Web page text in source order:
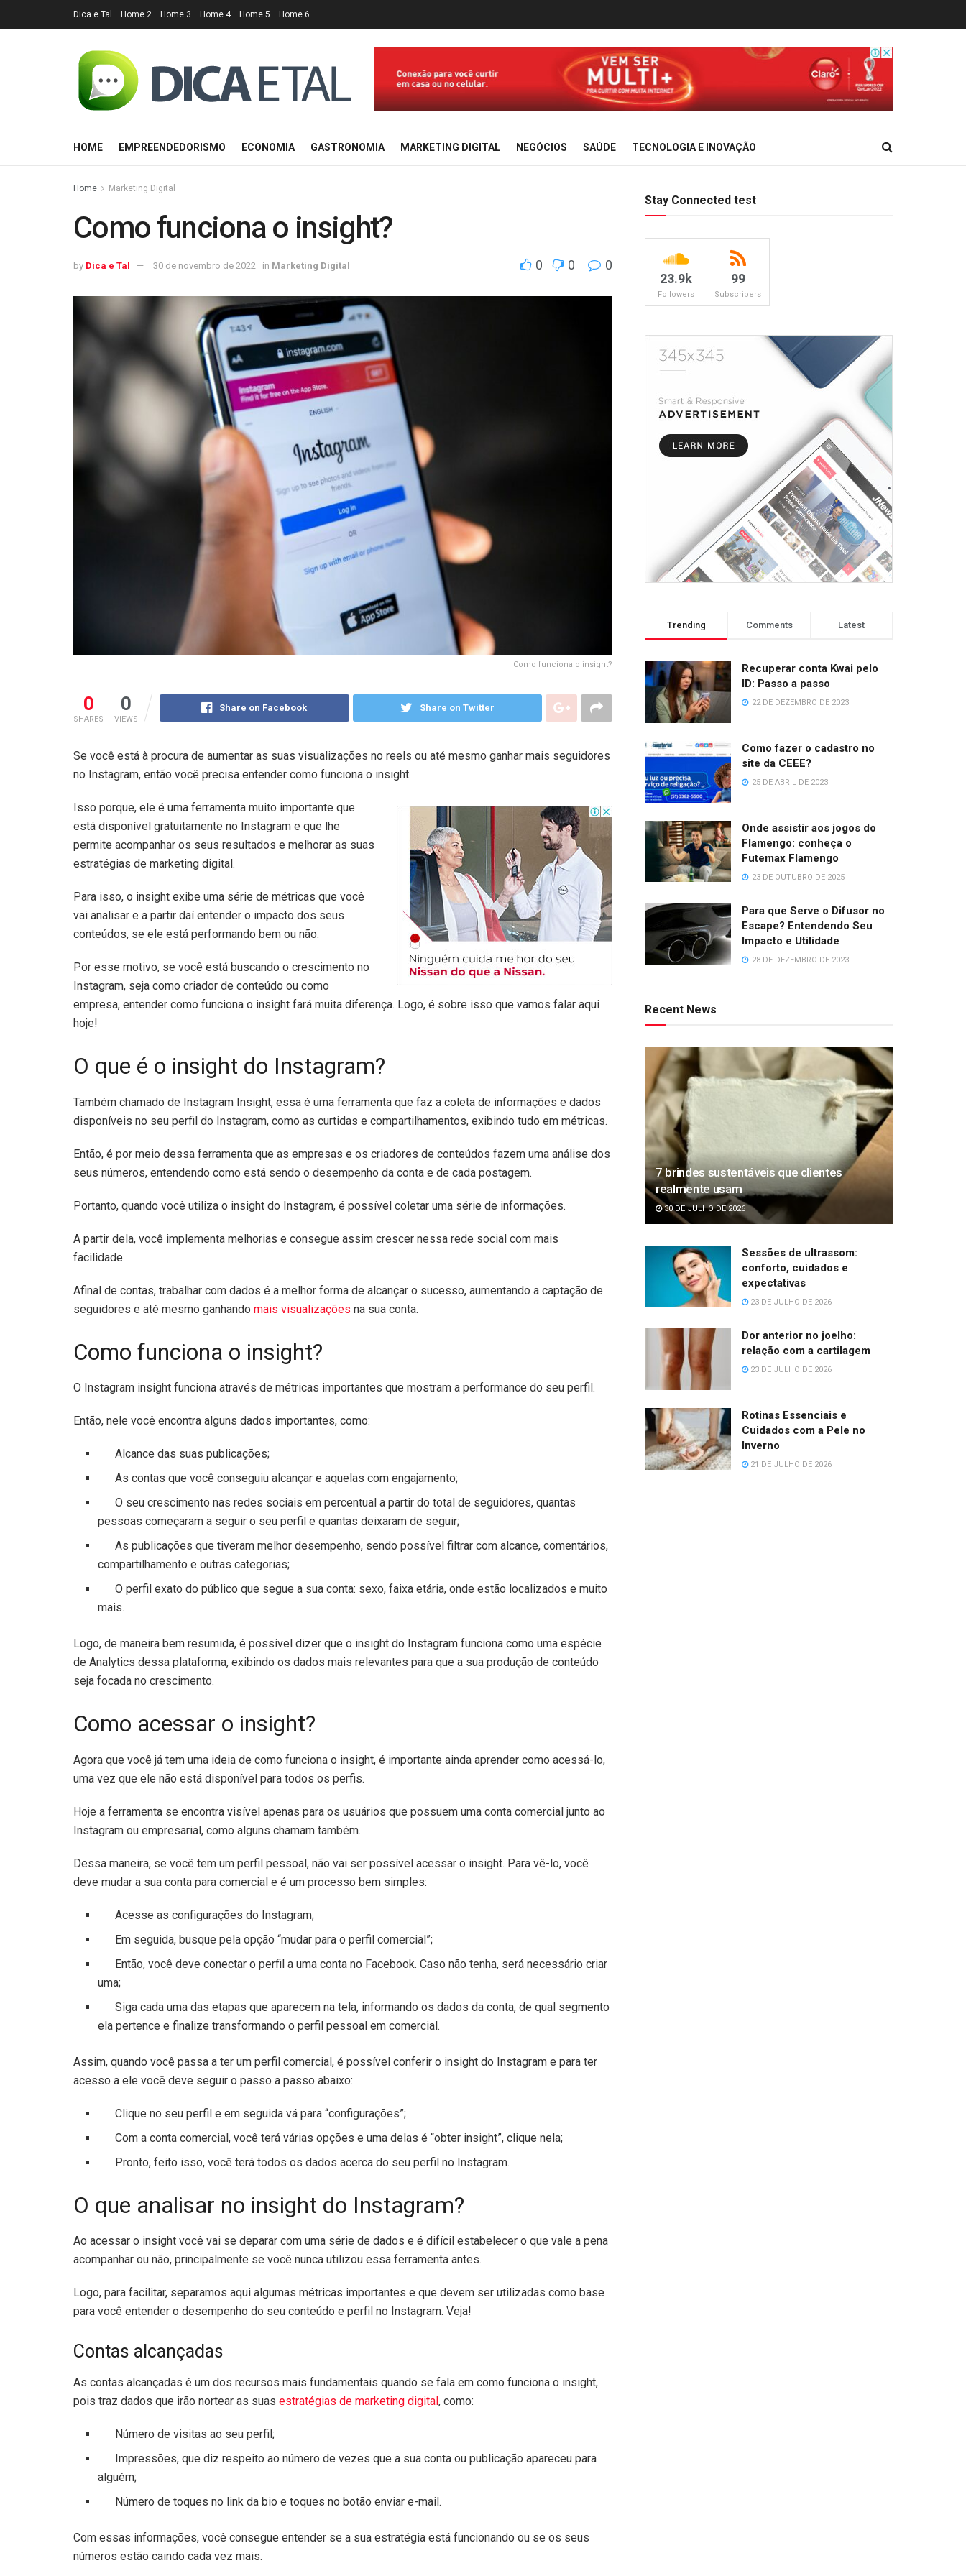
Dica e Tal Home 2 Home 3 Home 4 Home 5 Home 6
HOME EMPREENDEDORISMO ECONOMIA GASTRONOMIA MARKETING DIGITAL NEGÓCIOS SAÚDE TECNOLOGIA E INOVAÇÃO
Home Marketing Digital
Como funciona o insight?
by Dica e Tal 30 de novembro de 2022 in Marketing Digital 0 0 0
Como funciona o insight?
0
SHARES
0
VIEWS
Share on Facebook Share on Twitter
Se você está à procura de aumentar as suas visualizações no reels ou até mesmo ganhar mais seguidores
no Instagram, então você precisa entender como funciona o insight.
Isso porque, ele é uma ferramenta muito importante que
está disponível gratuitamente no Instagram e que lhe
permite acompanhar os seus resultados e melhorar as suas
estratégias de marketing digital.
Para isso, o insight exibe uma série de métricas que você
vai analisar e a partir daí entender o impacto dos seus
conteúdos, se ele está performando bem ou não.
Por esse motivo, se você está buscando o crescimento no
Instagram, seja como criador de conteúdo ou como
empresa, entender como funciona o insight fará muita diferença. Logo, é sobre isso que vamos falar aqui
hoje!
O que é o insight do Instagram?
Também chamado de Instagram Insight, essa é uma ferramenta que faz a coleta de informações e dados
disponíveis no seu perfil do Instagram, como as curtidas e compartilhamentos, exibindo tudo em métricas.
Então, é por meio dessa ferramenta que as empresas e os criadores de conteúdos fazem uma análise dos
seus números, entendendo como está sendo o desempenho da conta e de cada postagem.
Portanto, quando você utiliza o insight do Instagram, é possível coletar uma série de informações.
A partir dela, você implementa melhorias e consegue assim crescer nessa rede social com mais
facilidade.
Afinal de contas, trabalhar com dados é a melhor forma de alcançar o sucesso, aumentando a captação de
seguidores e até mesmo ganhando mais visualizações na sua conta.
Como funciona o insight?
O Instagram insight funciona através de métricas importantes que mostram a performance do seu perfil.
Então, nele você encontra alguns dados importantes, como:
Alcance das suas publicações;
As contas que você conseguiu alcançar e aquelas com engajamento;
O seu crescimento nas redes sociais em percentual a partir do total de seguidores, quantas
pessoas começaram a seguir o seu perfil e quantas deixaram de seguir;
As publicações que tiveram melhor desempenho, sendo possível filtrar com alcance, comentários,
compartilhamento e outras categorias;
O perfil exato do público que segue a sua conta: sexo, faixa etária, onde estão localizados e muito
mais.
Logo, de maneira bem resumida, é possível dizer que o insight do Instagram funciona como uma espécie
de Analytics dessa plataforma, exibindo os dados mais relevantes para que a sua produção de conteúdo
seja focada no crescimento.
Como acessar o insight?
Agora que você já tem uma ideia de como funciona o insight, é importante ainda aprender como acessá-lo,
uma vez que ele não está disponível para todos os perfis.
Hoje a ferramenta se encontra visível apenas para os usuários que possuem uma conta comercial junto ao
Instagram ou empresarial, como alguns chamam também.
Dessa maneira, se você tem um perfil pessoal, não vai ser possível acessar o insight. Para vê-lo, você
deve mudar a sua conta para comercial e é um processo bem simples:
Acesse as configurações do Instagram;
Em seguida, busque pela opção “mudar para o perfil comercial”;
Então, você deve conectar o perfil a uma conta no Facebook. Caso não tenha, será necessário criar
uma;
Siga cada uma das etapas que aparecem na tela, informando os dados da conta, de qual segmento
ela pertence e finalize transformando o perfil pessoal em comercial.
Assim, quando você passa a ter um perfil comercial, é possível conferir o insight do Instagram e para ter
acesso a ele você deve seguir o passo a passo abaixo:
Clique no seu perfil e em seguida vá para “configurações”;
Com a conta comercial, você terá várias opções e uma delas é “obter insight”, clique nela;
Pronto, feito isso, você terá todos os dados acerca do seu perfil no Instagram.
O que analisar no insight do Instagram?
Ao acessar o insight você vai se deparar com uma série de dados e é difícil estabelecer o que vale a pena
acompanhar ou não, principalmente se você nunca utilizou essa ferramenta antes.
Logo, para facilitar, separamos aqui algumas métricas importantes e que devem ser utilizadas como base
para você entender o desempenho do seu conteúdo e perfil no Instagram. Veja!
Contas alcançadas
As contas alcançadas é um dos recursos mais fundamentais quando se fala em como funciona o insight,
pois traz dados que irão nortear as suas estratégias de marketing digital, como:
Número de visitas ao seu perfil;
Impressões, que diz respeito ao número de vezes que a sua conta ou publicação apareceu para
alguém;
Número de toques no link da bio e toques no botão enviar e-mail.
Com essas informações, você consegue entender se a sua estratégia está funcionando ou se os seus
números estão caindo cada vez mais.
Stay Connected test
23.9k
Followers
99
Subscribers
Trending Comments Latest
Recuperar conta Kwai pelo
ID: Passo a passo
22 DE DEZEMBRO DE 2023
Como fazer o cadastro no
site da CEEE?
25 DE ABRIL DE 2023
Onde assistir aos jogos do
Flamengo: conheça o
Futemax Flamengo
23 DE OUTUBRO DE 2025
Para que Serve o Difusor no
Escape? Entendendo Seu
Impacto e Utilidade
28 DE DEZEMBRO DE 2023
Recent News
7 brindes sustentáveis que clientes
realmente usam
30 DE JULHO DE 2026
Sessões de ultrassom:
conforto, cuidados e
expectativas
23 DE JULHO DE 2026
Dor anterior no joelho:
relação com a cartilagem
23 DE JULHO DE 2026
Rotinas Essenciais e
Cuidados com a Pele no
Inverno
21 DE JULHO DE 2026